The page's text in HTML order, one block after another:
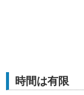
時間は有限